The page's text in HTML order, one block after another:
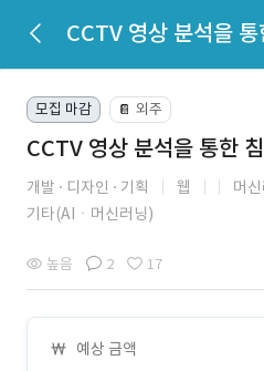
모집 마감 📔 외주
CCTV 영상 분석을 통한
개발 디자인 기획 웹 머
기타(AIㆍ머신러닝)
높음 2 17
예상 금액